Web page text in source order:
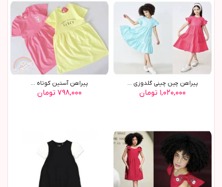
پیراهن چین چینی گلدوزی ...
۱,۰۲۰,۰۰۰ تومان
پیراهن آستین کوتاه ...
۷۹۸,۰۰۰ تومان